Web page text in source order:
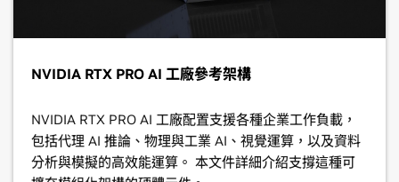
NVIDIA RTX PRO AI 工廠參考架構
NVIDIA RTX PRO AI 工廠配置支援各種企業工作負載，
包括代理 AI 推論、物理與工業 AI、視覺運算，以及資料
分析與模擬的高效能運算。 本文件詳細介紹支撐這種可